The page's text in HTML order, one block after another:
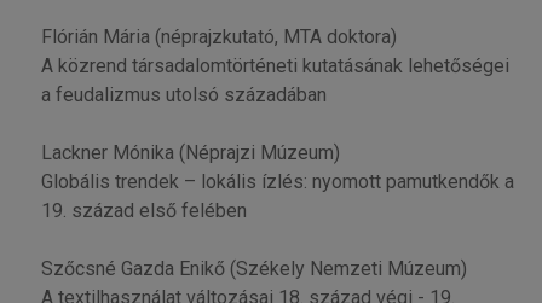
Flórián Mária (néprajzkutató, MTA doktora)
A közrend társadalomtörténeti kutatásának lehetőségei
a feudalizmus utolsó századában
Lackner Mónika (Néprajzi Múzeum)
Globális trendek – lokális ízlés: nyomott pamutkendők a
19. század első felében
Szőcsné Gazda Enikő (Székely Nemzeti Múzeum)
A textilhasználat változásai 18. század végi - 19.